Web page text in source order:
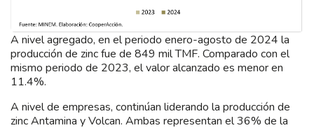
A nivel agregado, en el periodo enero-agosto de 2024 la
producción de zinc fue de 849 mil TMF. Comparado con el
mismo periodo de 2023, el valor alcanzado es menor en
11.4%.
A nivel de empresas, continúan liderando la producción de
zinc Antamina y Volcan. Ambas representan el 36% de la